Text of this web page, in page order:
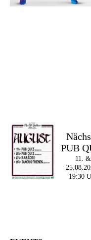
PUB
11. &
19:30